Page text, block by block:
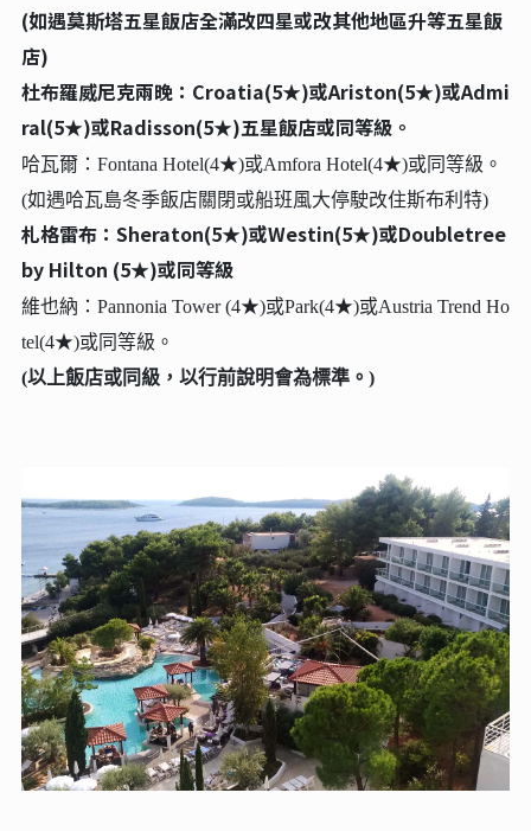
(如遇莫斯塔五星飯店全滿改四星或改其他地區升等五星飯
店)
杜布羅威尼克兩晚：Croatia(5★)或Ariston(5★)或Admi
ral(5★)或Radisson(5★)五星飯店或同等級。
哈瓦爾：Fontana Hotel(4★)或Amfora Hotel(4★)或同等級。
(如遇哈瓦島冬季飯店關閉或船班風大停駛改住斯布利特)
札格雷布：Sheraton(5★)或Westin(5★)或Doubletree
by Hilton (5★)或同等級
維也納：Pannonia Tower (4★)或Park(4★)或Austria Trend Ho
tel(4★)或同等級。
(以上飯店或同級，以行前說明會為標準。)